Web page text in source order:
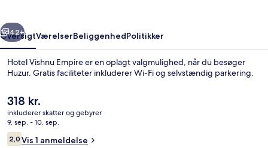
Næste
42+
OversigtVærelserBeliggenhedPolitikker
Hotel Vishnu Empire er en oplagt valgmulighed, når du besøger
Huzur. Gratis faciliteter inkluderer Wi-Fi og selvstændig parkering.
Den
nuværende
pris
er
318 kr.
318 kr.
inkluderer skatter og gebyrer
9. sep. - 10. sep.
Anmeldelser
2,02,0 ud af 10.
Vis 1 anmeldelse